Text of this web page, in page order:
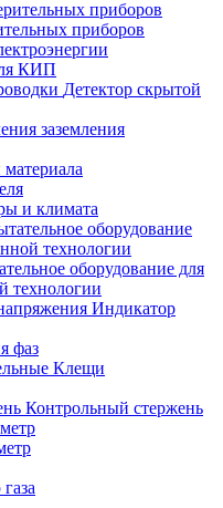
приборов
КИП
Детектор скрытой
заземления
и климата
оборудование для
технологии
Индикатор
фаз
Клещи
Контрольный стержень